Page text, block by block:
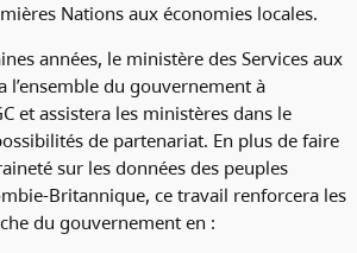
Nations aux économies locales.
années, le ministère des Services aux
l’ensemble du gouvernement à
et assistera les ministères dans le
de partenariat. En plus de faire
sur les données des peuples
Britannique, ce travail renforcera les
du gouvernement en :